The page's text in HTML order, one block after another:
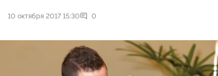
10 октября 2017 15:30 0